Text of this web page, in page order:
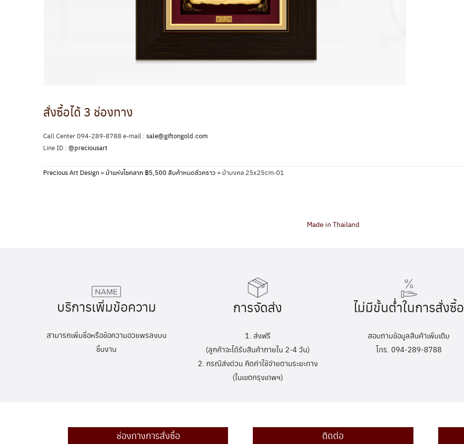
สั่งซื้อได้ 3 ช่องทาง
Call Center 094-289-8788 e-mail : sale@giftongold.com
Line ID : @preciousart
Precious Art Design» ม้าแห่งโชคลาภ ฿5,500 สินค้าหมดชั่วคราว » ม้ามงคล 25x25cm-01
Made in Thailand
บริการเพิ่มข้อความ
สามารถเพิ่มชื่อหรือข้อความอวยพรลงบน
ชิ้นงาน
การจัดส่ง
1. ส่งฟรี
(ลูกค้าจะได้รับสินค้าภายใน 2-4 วัน)
2. กรณีส่งด่วน คิดค่าใช้จ่ายตามระยะทาง
(ในเขตกรุงเทพฯ)
ไม่มีขั้นต่ำในการสั่งซื้อ
สอบถามข้อมูลสินค้าเพิ่มเติม
โทร. 094-289-8788
ช่องทางการสั่งซื้อ ติดต่อ